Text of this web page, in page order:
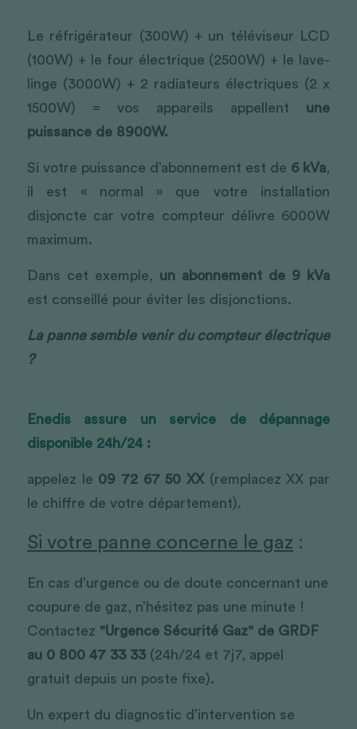
Le réfrigérateur (300W) + un téléviseur LCD
(100W) + le four électrique (2500W) + le lave-
linge (3000W) + 2 radiateurs électriques (2 x
1500W) = vos appareils appellent
une
puissance de 8900W.
Si votre puissance d’abonnement est de 6 kVa,
il est « normal » que votre installation
disjoncte car votre compteur délivre 6000W
maximum.
Dans cet exemple, un abonnement de 9 kVa
est conseillé pour éviter les disjonctions.
La panne semble venir du compteur électrique
?
Enedis assure un service de dépannage
disponible 24h/24 :
appelez le 09 72 67 50 XX (remplacez XX par
le chiffre de votre département).
Si votre panne concerne le gaz :
En cas d’urgence ou de doute concernant une
coupure de gaz, n’hésitez pas une minute !
Contactez "Urgence Sécurité Gaz" de GRDF
au 0 800 47 33 33 (24h/24 et 7j7, appel
gratuit depuis un poste fixe).
Un expert du diagnostic d’intervention se